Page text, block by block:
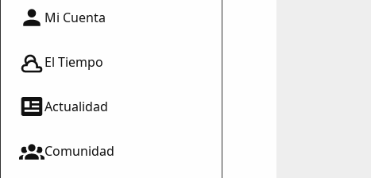
Mi Cuenta
El Tiempo
Actualidad
Comunidad